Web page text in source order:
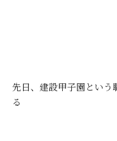
先日、建設甲子園という
る